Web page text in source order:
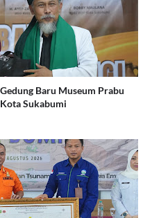
Baru Museum Prabu
Sukabumi